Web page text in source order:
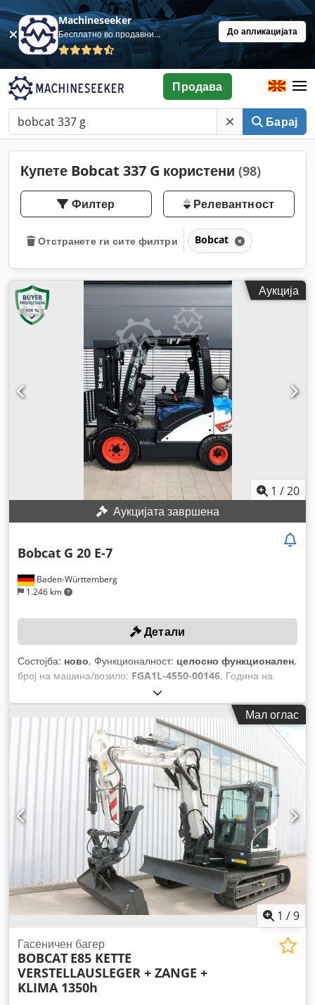
Machineseeker
Бесплатно во продавница До апликацијата
Барај
Продава
Купете Bobcat 337 G користени (98)
Филтер Релевантност
Отстранете ги сите филтри Bobcat
Аукција
1 /20
Аукцијата завршена
Baden-Württemberg
1.246 km
Bobcat G 20 E-7
Детали
Состојба: ново, Функционалност: целосно функционален,
број на машина/возило: FGA1L-4550-00146, Година на
, носење капацитет:
подигнување:4.730 мм, слободно подигање:1.475 мм, тип
, должина на вилушките: 1.200 мм Мал оглас
1 /9
Гасеничен багер
BOBCAT E85 KETTE
VERSTELLAUSLEGER + ZANGE +
KLIMA 1350h